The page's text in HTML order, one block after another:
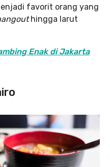
favorit orang yang
hingga larut
Enak di Jakarta